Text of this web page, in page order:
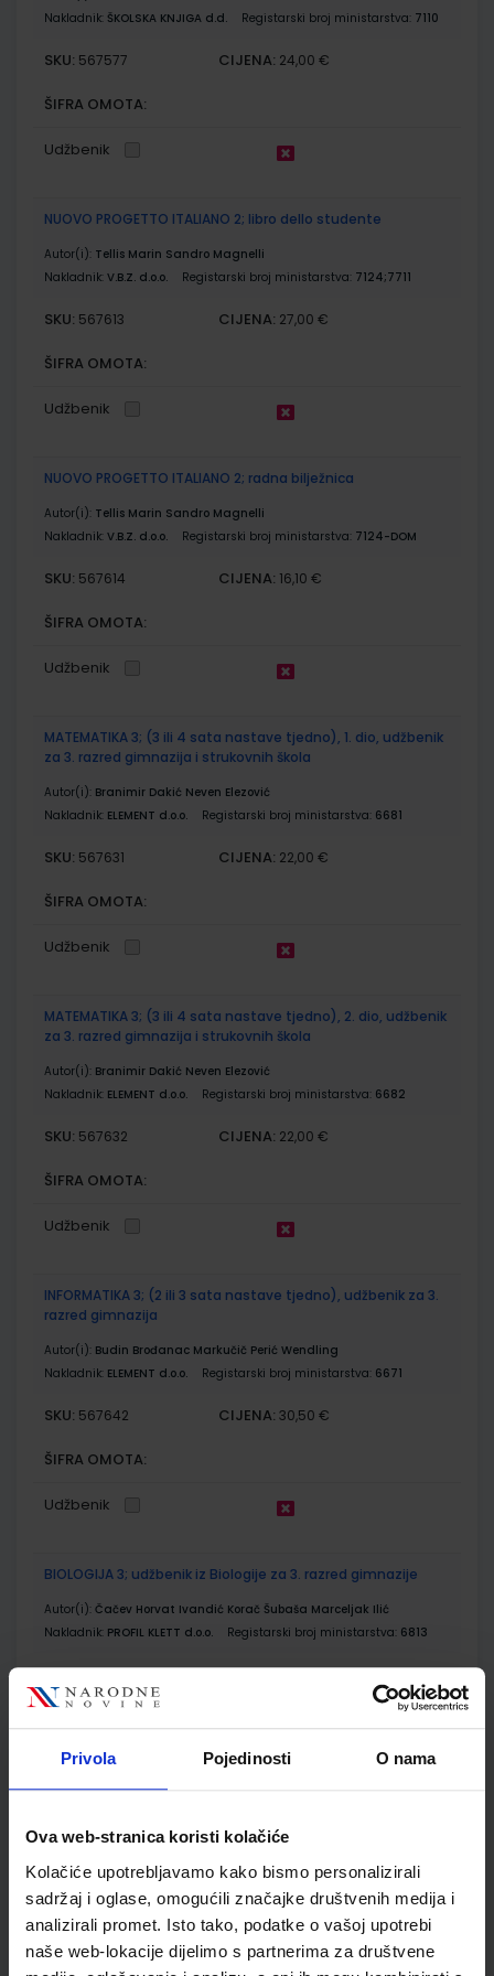
Privola Pojedinosti O nama
Ova web-stranica koristi kolačiće
Kolačiće upotrebljavamo kako bismo personalizirali
sadržaj i oglase, omogućili značajke društvenih medija i
analizirali promet. Isto tako, podatke o vašoj upotrebi
naše web-lokacije dijelimo s partnerima za društvene
Nakladnik: ŠKOLSKA KNJIGA d.d. Registarski broj ministarstva: 7110
SKU: 567577 CIJENA: 24,00 €
ŠIFRA OMOTA:
Udžbenik
NUOVO PROGETTO ITALIANO 2; libro dello studente
Autor(i): Tellis Marin Sandro Magnelli
Nakladnik: V.B.Z. d.o.o. Registarski broj ministarstva: 7124;7711
SKU: 567613 CIJENA: 27,00 €
ŠIFRA OMOTA:
Udžbenik
NUOVO PROGETTO ITALIANO 2; radna bilježnica
Autor(i): Tellis Marin Sandro Magnelli
Nakladnik: V.B.Z. d.o.o. Registarski broj ministarstva: 7124-DOM
SKU: 567614 CIJENA: 16,10 €
ŠIFRA OMOTA:
Udžbenik
MATEMATIKA 3; (3 ili 4 sata nastave tjedno), 1. dio, udžbenik
za 3. razred gimnazija i strukovnih škola
Autor(i): Branimir Dakić Neven Elezović
Nakladnik: ELEMENT d.o.o. Registarski broj ministarstva: 6681
SKU: 567631 CIJENA: 22,00 €
ŠIFRA OMOTA:
Udžbenik
MATEMATIKA 3; (3 ili 4 sata nastave tjedno), 2. dio, udžbenik
za 3. razred gimnazija i strukovnih škola
Autor(i): Branimir Dakić Neven Elezović
Nakladnik: ELEMENT d.o.o. Registarski broj ministarstva: 6682
SKU: 567632 CIJENA: 22,00 €
ŠIFRA OMOTA:
Udžbenik
INFORMATIKA 3; (2 ili 3 sata nastave tjedno), udžbenik za 3.
razred gimnazija
Autor(i): Budin Brođanac Markučič Perić Wendling
Nakladnik: ELEMENT d.o.o. Registarski broj ministarstva: 6671
SKU: 567642 CIJENA: 30,50 €
ŠIFRA OMOTA:
Udžbenik
BIOLOGIJA 3; udžbenik iz Biologije za 3. razred gimnazije
Autor(i): Čačev Horvat Ivandić Korač Šubaša Marceljak Ilić
Nakladnik: PROFIL KLETT d.o.o. Registarski broj ministarstva: 6813
SKU:567652 CIJENA:19,50 €
Udžbenik
BIOLOGIJA 3; radna bilježnica iz biologije za treći razred
Nakladnik: PROFIL KLETT d.o.o. Registarski broj ministarstva:
6813-
DOM
SKU: 567653 CIJENA: 17,50 €